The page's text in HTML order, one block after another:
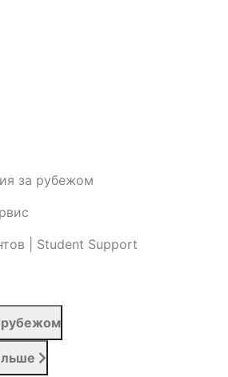
за рубежом
| Student Support
рубежом